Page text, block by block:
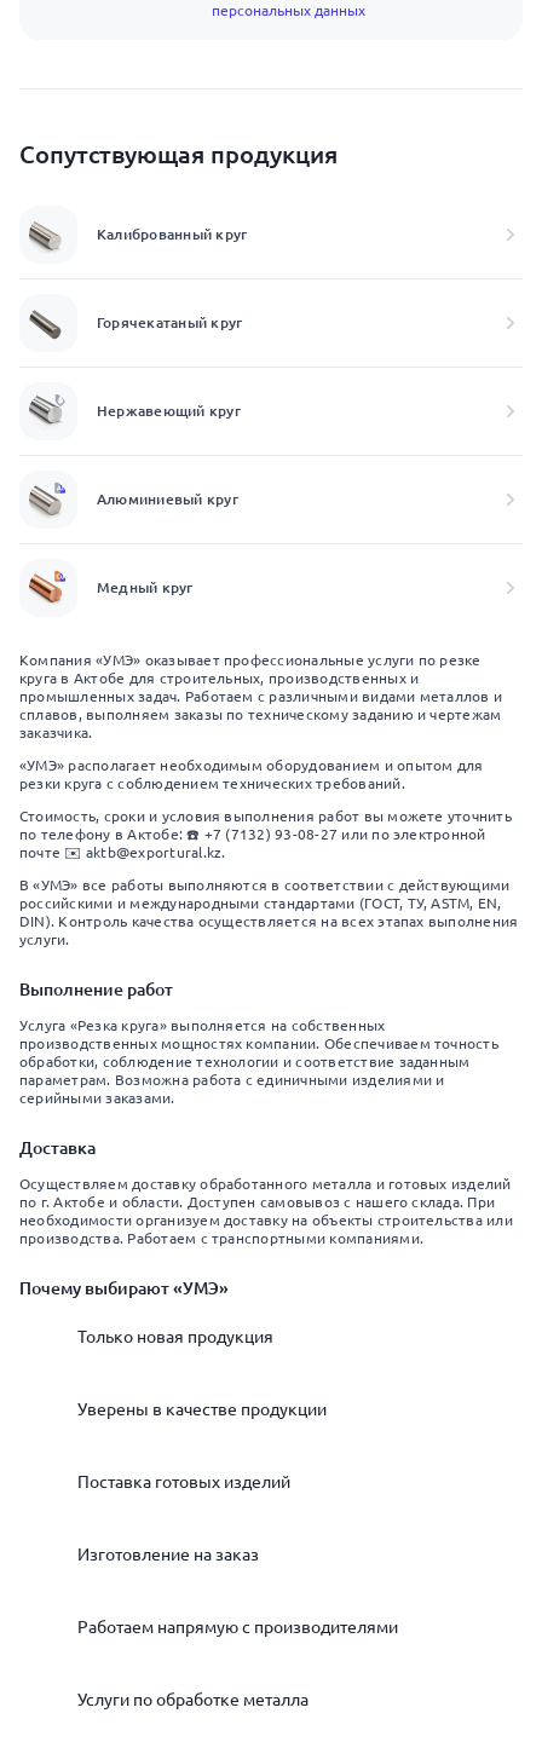
персональных данных
Сопутствующая продукция
Калиброванный круг
Горячекатаный круг
Нержавеющий круг
Алюминиевый круг
Медный круг
Компания «УМЭ» оказывает профессиональные услуги по резке
круга в Актобе для строительных, производственных и
промышленных задач. Работаем с различными видами металлов и
сплавов, выполняем заказы по техническому заданию и чертежам
заказчика.
«УМЭ» располагает необходимым оборудованием и опытом для
резки круга с соблюдением технических требований.
Стоимость, сроки и условия выполнения работ вы можете уточнить
по телефону в Актобе: ☎️ +7 (7132) 93-08-27 или по электронной
почте ✉️ aktb@exportural.kz.
В «УМЭ» все работы выполняются в соответствии с действующими
российскими и международными стандартами (ГОСТ, ТУ, ASTM, EN,
DIN). Контроль качества осуществляется на всех этапах выполнения
услуги.
Выполнение работ
Услуга «Резка круга» выполняется на собственных
производственных мощностях компании. Обеспечиваем точность
обработки, соблюдение технологии и соответствие заданным
параметрам. Возможна работа с единичными изделиями и
серийными заказами.
Доставка
Осуществляем доставку обработанного металла и готовых изделий
по г. Актобе и области. Доступен самовывоз с нашего склада. При
необходимости организуем доставку на объекты строительства или
производства. Работаем с транспортными компаниями.
Почему выбирают «УМЭ»
Только новая продукция
Уверены в качестве продукции
Поставка готовых изделий
Изготовление на заказ
Работаем напрямую с производителями
Услуги по обработке металла